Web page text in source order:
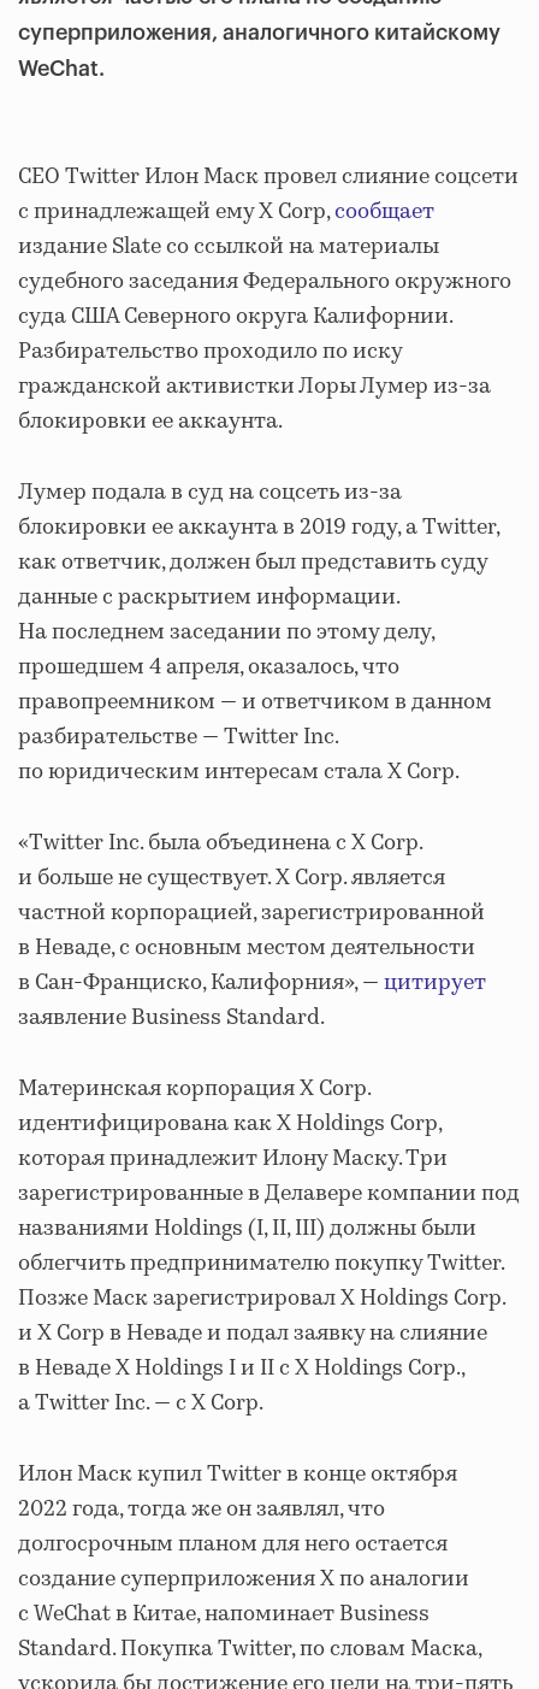
суперприложения, аналогичного китайскому
WeChat.
СЕО Twitter Илон Маск провел слияние соцсети
с принадлежащей ему X Corp,сообщает
издание Slate со ссылкой на материалы
судебного заседания Федерального окружного
суда США Северного округа Калифорнии.
Разбирательство проходило по иску
гражданской активистки Лоры Лумер из-за
блокировки ее аккаунта.
Лумер подала в суд на соцсеть из-за
блокировки ее аккаунта в 2019 году, а Twitter,
как ответчик, должен был представить суду
данные с раскрытием информации.
На последнем заседании по этому делу,
прошедшем 4 апреля, оказалось, что
правопреемником — и ответчиком в данном
разбирательстве — Twitter Inc.
по юридическим интересам стала X Corp.
«Twitter Inc. была объединена с X Corp.
и больше не существует. X Corp. является
частной корпорацией, зарегистрированной
в Неваде, с основным местом деятельности
в Сан-Франциско, Калифорния», —цитирует
заявление Business Standard.
Материнская корпорация X Corp.
идентифицирована как X Holdings Corp,
которая принадлежит Илону Маску. Три
зарегистрированные в Делавере компании под
названиями Holdings (I, II, III) должны были
облегчить предпринимателю покупку Twitter.
Позже Маск зарегистрировал X Holdings Corp.
и X Corp в Неваде и подал заявку на слияние
в Неваде X Holdings I и II с X Holdings Corp.,
а Twitter Inc. — с X Corp.
Илон Маск купил Twitter в конце октября
2022 года, тогда же он заявлял, что
долгосрочным планом для него остается
создание суперприложения X по аналогии
с WeChat в Китае, напоминает Business
Standard. Покупка Twitter, по словам Маска,